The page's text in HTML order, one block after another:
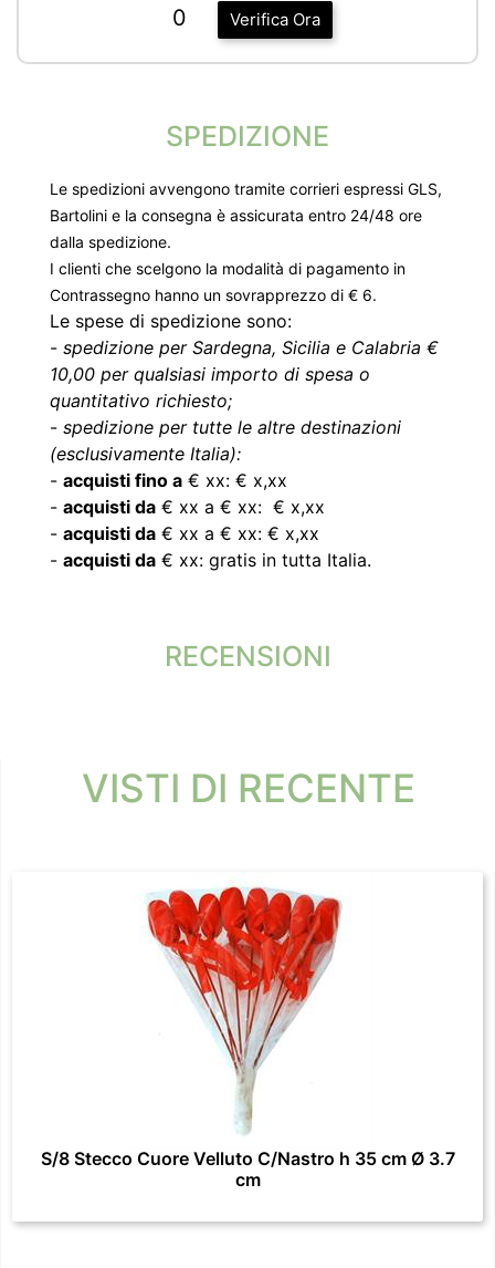
Verifica Ora
0
SPEDIZIONE
Le spedizioni avvengono tramite corrieri espressi GLS,
Bartolini e la consegna è assicurata entro 24/48 ore
dalla spedizione.
I clienti che scelgono la modalità di pagamento in
Contrassegno hanno un sovrapprezzo di € 6.
Le spese di spedizione sono:
- spedizione per Sardegna, Sicilia e Calabria €
10,00 per qualsiasi importo di spesa o
quantitativo richiesto;
- spedizione per tutte le altre destinazioni
(esclusivamente Italia):
- acquisti fino a € xx: € x,xx
- acquisti da € xx a € xx: € x,xx
- acquisti da € xx a € xx: € x,xx
- acquisti da € xx: gratis in tutta Italia.
RECENSIONI
VISTI DI RECENTE
S/8 Stecco Cuore Velluto C/Nastro h 35 cm Ø 3.7
cm